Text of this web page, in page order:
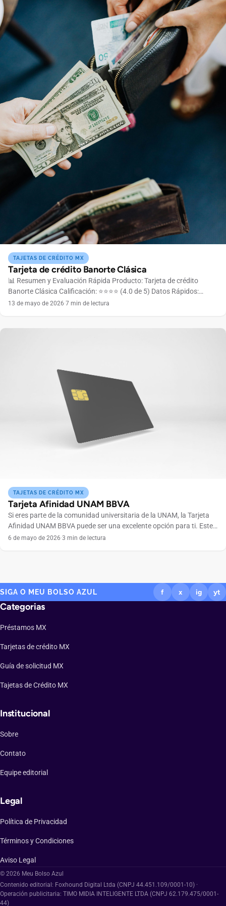
TAJETAS DE CRÉDITO MX
Tarjeta de crédito Banorte Clásica
📊 Resumen y Evaluación Rápida Producto: Tarjeta de crédito
Banorte Clásica Calificación: ⭐⭐⭐⭐ (4.0 de 5) Datos Rápidos:
Anualidad: $600 MXN (puede ser sin costo con uso frecuente)
13 de mayo de 2026·7 min de lectura
TAJETAS DE CRÉDITO MX
Tarjeta Afinidad UNAM BBVA
Si eres parte de la comunidad universitaria de la UNAM, la Tarjeta
Afinidad UNAM BBVA puede ser una excelente opción para ti. Este
producto financiero combina los beneficios de un banco sólido
6 de mayo de 2026·3 min de lectura
SIGA O MEU BOLSO AZUL f x ig yt
Categorias
Préstamos MX
Tarjetas de crédito MX
Guía de solicitud MX
Tajetas de Crédito MX
Institucional
Sobre
Contato
Equipe editorial
Legal
Política de Privacidad
Términos y Condiciones
Aviso Legal
© 2026 Meu Bolso Azul
Contenido editorial: Foxhound Digital Ltda (CNPJ 44.451.109/0001-10) ·
Operación publicitaria: TIMO MIDIA INTELIGENTE LTDA (CNPJ 62.179.475/0001-
44)